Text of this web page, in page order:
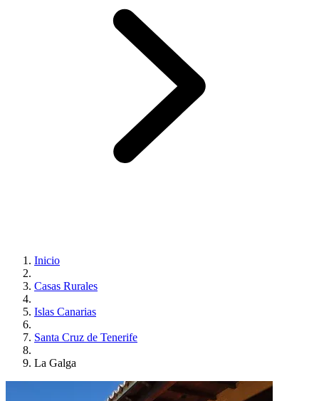
Inicio
Casas Rurales
Islas Canarias
Santa Cruz de Tenerife
La Galga